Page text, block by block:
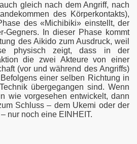
gleich nach dem Angriff, nach
des Körperkontakts),
des «Michibiki» einstellt, der
Gegners. In dieser Phase kommt
des Aikido zum Ausdruck, weil
physisch zeigt, dass in der
die zwei Akteure von einer
(vor und während des Angriffs)
einer selben Richtung in
übergegangen sind. Wenn
wie vorgesehen entwickelt, dann
Schluss – dem Ukemi oder der
nur noch eine EINHEIT.